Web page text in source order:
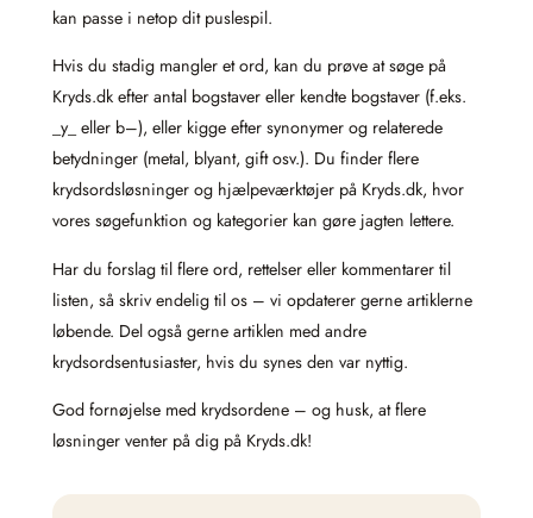
kan passe i netop dit puslespil.
Hvis du stadig mangler et ord, kan du prøve at søge på
Kryds.dk efter antal bogstaver eller kendte bogstaver (f.eks.
_y_ eller b–), eller kigge efter synonymer og relaterede
betydninger (metal, blyant, gift osv.). Du finder flere
krydsordsløsninger og hjælpeværktøjer på Kryds.dk, hvor
vores søgefunktion og kategorier kan gøre jagten lettere.
Har du forslag til flere ord, rettelser eller kommentarer til
listen, så skriv endelig til os – vi opdaterer gerne artiklerne
løbende. Del også gerne artiklen med andre
krydsordsentusiaster, hvis du synes den var nyttig.
God fornøjelse med krydsordene – og husk, at flere
løsninger venter på dig på Kryds.dk!